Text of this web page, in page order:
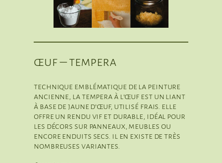
œuf – tempera
technique emblématique de la peinture
ancienne, la tempera à l’œuf est un liant
à base de jaune d’œuf, utilisé frais. elle
offre un rendu vif et durable, idéal pour
les décors sur panneaux, meubles ou
encore enduits secs. il en existe de très
nombreuses variantes.